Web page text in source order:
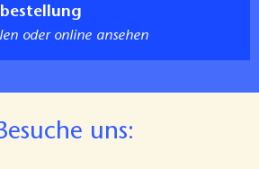
oder online ansehen
esuche uns: